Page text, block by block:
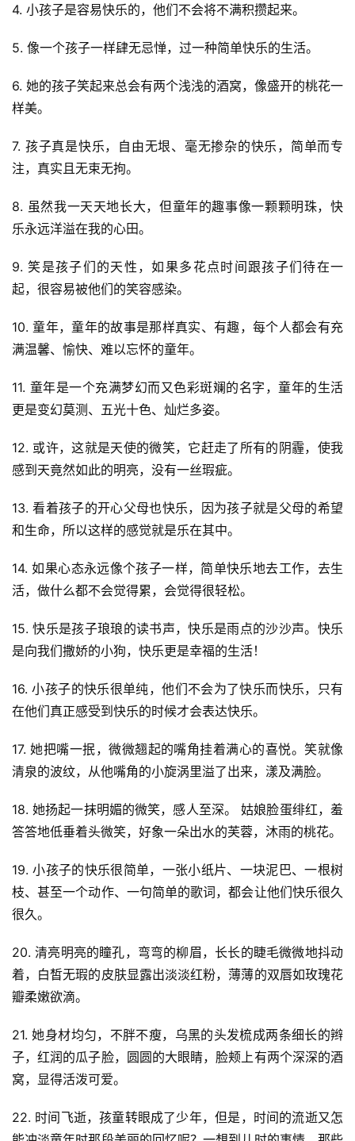
4. 小孩子是容易快乐的，他们不会将不满积攒起来。
5. 像一个孩子一样肆无忌惮，过一种简单快乐的生活。
6. 她的孩子笑起来总会有两个浅浅的酒窝，像盛开的桃花一
样美。
7. 孩子真是快乐，自由无垠、毫无掺杂的快乐，简单而专
注，真实且无束无拘。
8. 虽然我一天天地长大，但童年的趣事像一颗颗明珠，快
乐永远洋溢在我的心田。
9. 笑是孩子们的天性，如果多花点时间跟孩子们待在一
起，很容易被他们的笑容感染。
10. 童年，童年的故事是那样真实、有趣，每个人都会有充
满温馨、愉快、难以忘怀的童年。
11. 童年是一个充满梦幻而又色彩斑斓的名字，童年的生活
更是变幻莫测、五光十色、灿烂多姿。
12. 或许，这就是天使的微笑，它赶走了所有的阴霾，使我
感到天竟然如此的明亮，没有一丝瑕疵。
13. 看着孩子的开心父母也快乐，因为孩子就是父母的希望
和生命，所以这样的感觉就是乐在其中。
14. 如果心态永远像个孩子一样，简单快乐地去工作，去生
活，做什么都不会觉得累，会觉得很轻松。
15. 快乐是孩子琅琅的读书声，快乐是雨点的沙沙声。快乐
是向我们撒娇的小狗，快乐更是幸福的生活！
16. 小孩子的快乐很单纯，他们不会为了快乐而快乐，只有
在他们真正感受到快乐的时候才会表达快乐。
17. 她把嘴一抿，微微翘起的嘴角挂着满心的喜悦。笑就像
清泉的波纹，从他嘴角的小旋涡里溢了出来，漾及满脸。
18. 她扬起一抹明媚的微笑，感人至深。 姑娘脸蛋绯红，羞
答答地低垂着头微笑，好象一朵出水的芙蓉，沐雨的桃花。
19. 小孩子的快乐很简单，一张小纸片、一块泥巴、一根树
枝、甚至一个动作、一句简单的歌词，都会让他们快乐很久
很久。
20. 清亮明亮的瞳孔，弯弯的柳眉，长长的睫毛微微地抖动
着，白皙无瑕的皮肤显露出淡淡红粉，薄薄的双唇如玫瑰花
瓣柔嫩欲滴。
21. 她身材均匀，不胖不瘦，乌黑的头发梳成两条细长的辫
子，红润的瓜子脸，圆圆的大眼睛，脸颊上有两个深深的酒
窝，显得活泼可爱。
22. 时间飞逝，孩童转眼成了少年，但是，时间的流逝又怎